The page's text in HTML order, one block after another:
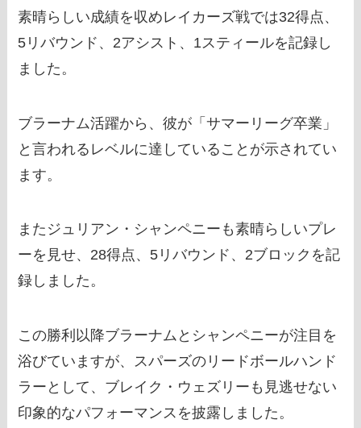
素晴らしい成績を収めレイカーズ戦では32得点、
5リバウンド、2アシスト、1スティールを記録し
ました。
ブラーナム活躍から、彼が「サマーリーグ卒業」
と言われるレベルに達していることが示されてい
ます。
またジュリアン・シャンペニーも素晴らしいプレ
ーを見せ、28得点、5リバウンド、2ブロックを記
録しました。
この勝利以降ブラーナムとシャンペニーが注目を
浴びていますが、スパーズのリードボールハンド
ラーとして、ブレイク・ウェズリーも見逃せない
印象的なパフォーマンスを披露しました。